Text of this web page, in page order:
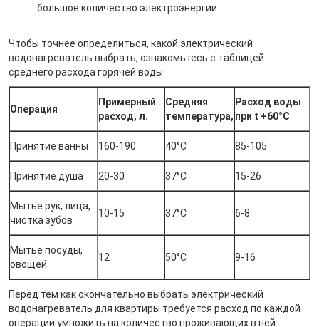
большое количество электроэнергии.
Чтобы точнее определиться, какой электрический
водонагреватель выбрать, ознакомьтесь с таблицей
среднего расхода горячей воды.
Операция
Примерный
расход, л.
Средняя
температура,
Расход воды
при t +60°C
Принятие ванны 160-190 40°C 85-105
Принятие душа 20-30 37°C 15-26
Мытье рук, лица,
чистка зубов
10-15 37°C 6-8
Мытье посуды,
овощей
12 50°C 9-16
Перед тем как окончательно выбрать электрический
водонагреватель для квартиры требуется расход по каждой
операции умножить на количество проживающих в ней